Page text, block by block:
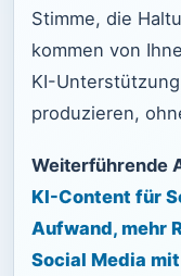
Stimme, die
kommen von
KI-
produzieren,
Weiterführende
KI-Content für
Aufwand, mehr
Social Media